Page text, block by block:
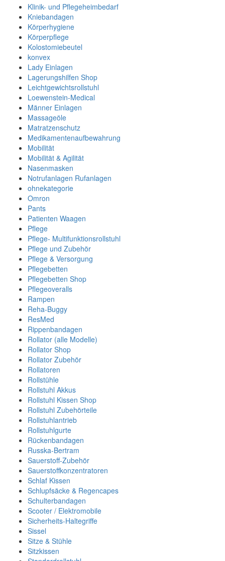
Klinik- und Pflegeheimbedarf
Kniebandagen
Körperhygiene
Körperpflege
Kolostomiebeutel
konvex
Lady Einlagen
Lagerungshilfen Shop
Leichtgewichtsrollstuhl
Loewenstein-Medical
Männer Einlagen
Massageöle
Matratzenschutz
Medikamentenaufbewahrung
Mobilität
Mobilität & Agilität
Nasenmasken
Notrufanlagen Rufanlagen
ohnekategorie
Omron
Pants
Patienten Waagen
Pflege
Pflege- Multifunktionsrollstuhl
Pflege und Zubehör
Pflege & Versorgung
Pflegebetten
Pflegebetten Shop
Pflegeoveralls
Rampen
Reha-Buggy
ResMed
Rippenbandagen
Rollator (alle Modelle)
Rollator Shop
Rollator Zubehör
Rollatoren
Rollstühle
Rollstuhl Akkus
Rollstuhl Kissen Shop
Rollstuhl Zubehörteile
Rollstuhlantrieb
Rollstuhlgurte
Rückenbandagen
Russka-Bertram
Sauerstoff-Zubehör
Sauerstoffkonzentratoren
Schlaf Kissen
Schlupfsäcke & Regencapes
Schulterbandagen
Scooter / Elektromobile
Sicherheits-Haltegriffe
Sissel
Sitze & Stühle
Sitzkissen